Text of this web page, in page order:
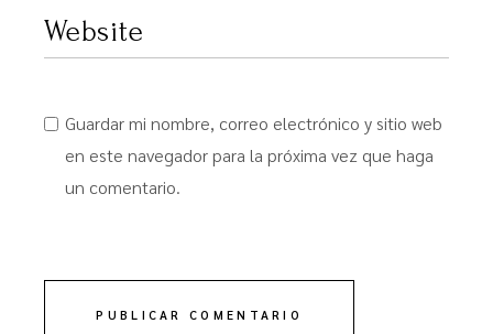
Guardar mi nombre, correo electrónico y sitio web
en este navegador para la próxima vez que haga
un comentario.
PUBLICAR COMENTARIO